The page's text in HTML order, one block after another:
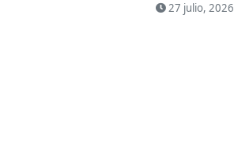
27 julio, 2026